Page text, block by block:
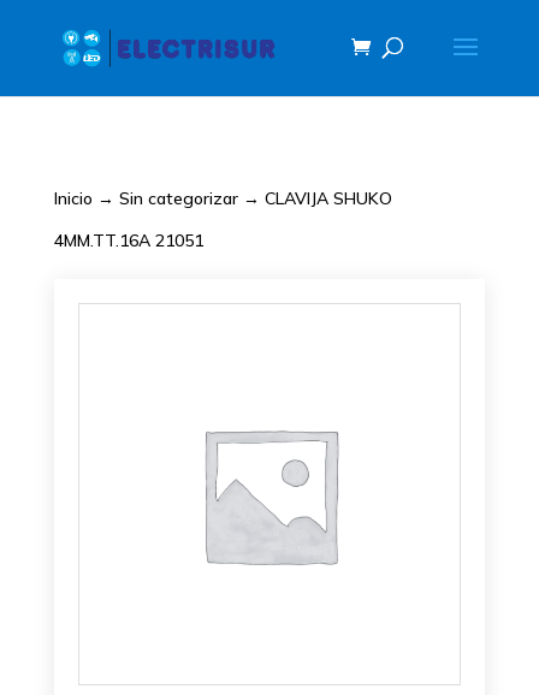
Inicio → Sin categorizar→ CLAVIJA SHUKO
4MM.TT.16A 21051